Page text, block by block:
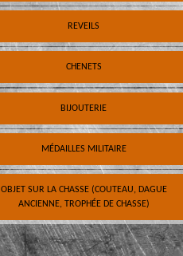
REVEILS
CHENETS
BIJOUTERIE
MÉDAILLES MILITAIRE
OBJET SUR LA CHASSE (COUTEAU, DAGUE
ANCIENNE, TROPHÉE DE CHASSE)